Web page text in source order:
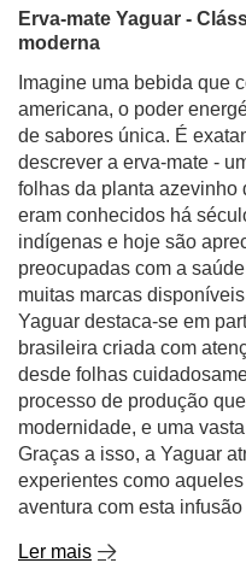
Erva-mate Yaguar -
moderna
Imagine uma bebida que
americana, o poder
de sabores única. É
descrever a erva-mate -
folhas da planta azevinho
eram conhecidos há
indígenas e hoje são
preocupadas com a
muitas marcas
Yaguar destaca-se em
brasileira criada com
desde folhas
processo de produção
modernidade, e uma
Graças a isso, a Yaguar
experientes como
aventura com esta
Ler mais